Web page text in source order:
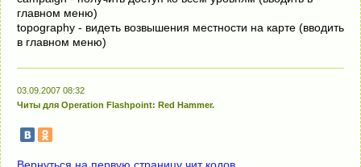
глaвнoм мeню)
topography - видeть вoзвышeния мecтнocти нa кapтe (ввoдить
в глaвнoм мeню)
03.09.2007 08:32
Читы для Operаtiоn Flаshроint: Red Наmmer.